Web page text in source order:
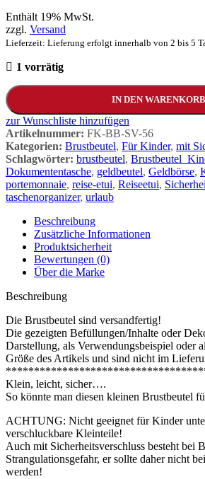
Enthält 19% MwSt.
zzgl. Versand
Lieferzeit: Lieferung erfolgt innerhalb von 2 bis 5
1 vorrätig
IN DEN WARENKORB
zur Wunschliste hinzufügen
Artikelnummer: FK-BB-SV-56
Kategorien: Brustbeutel, Für Kinder, mit
Schlagwörter: brustbeutel,
Dokumententasche, geldbeutel, Geldbörse,
portemonnaie, reise-etui, Reiseetui,
taschenorganizer, urlaub
Beschreibung
Zusätzliche Informationen
Produktsicherheit
Bewertungen (0)
Über die Marke
Beschreibung
Die Brustbeutel sind versandfertig!
Die gezeigten Befüllungen/Inhalte oder
Darstellung, als Verwendungsbeispiel oder
Größe des Artikels und sind nicht im
Klein, leicht, sicher….
So könnte man diesen kleinen Brustbeutel
ACHTUNG: Nicht geeignet für Kinder
verschluckbare Kleinteile!
Auch mit Sicherheitsverschluss besteht bei
Strangulationsgefahr, er sollte daher nicht
werden!